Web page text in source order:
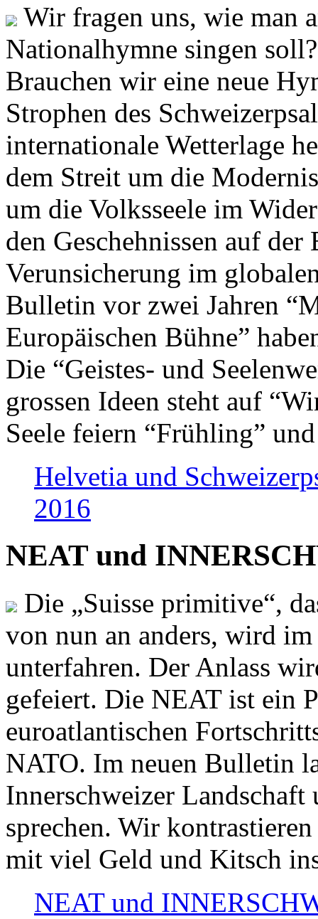
Wir fragen uns, wie man
Nationalhymne singen
Brauchen wir eine neue
Strophen des
internationale Wetterlage
dem Streit um die
um die Volksseele im
den Geschehnissen auf
Verunsicherung im
Bulletin vor zwei Jahren
Europäischen Bühne”
Die “Geistes- und
grossen Ideen steht auf
Seele feiern “Frühling”
Helvetia und
2016
NEAT und
Die „Suisse primitive“,
von nun an anders, wird
unterfahren. Der Anlass
gefeiert. Die NEAT ist ein
euroatlantischen
NATO. Im neuen Bulletin
Innerschweizer
sprechen. Wir
mit viel Geld und Kitsch
NEAT und